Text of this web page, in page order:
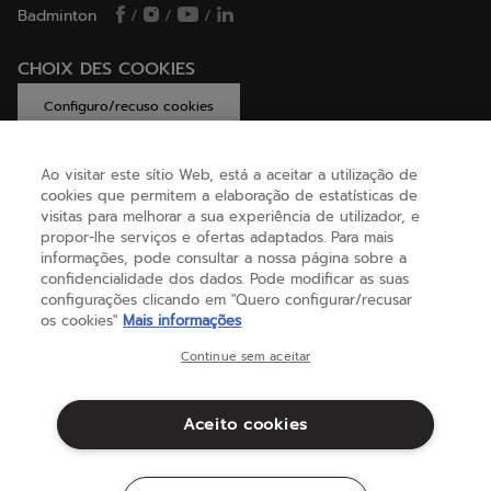
Badminton
/ / /
CHOIX DES COOKIES
Configuro/recuso cookies
AJUDA
SOBRE NÓS
(português)
Ao visitar este sítio Web, está a aceitar a utilização de
cookies que permitem a elaboração de estatísticas de
visitas para melhorar a sua experiência de utilizador, e
propor-lhe serviços e ofertas adaptados. Para mais
informações, pode consultar a nossa página sobre a
confidencialidade dos dados. Pode modificar as suas
configurações clicando em "Quero configurar/recusar
os cookies" Mais informações
Continue sem aceitar
Aceito cookies